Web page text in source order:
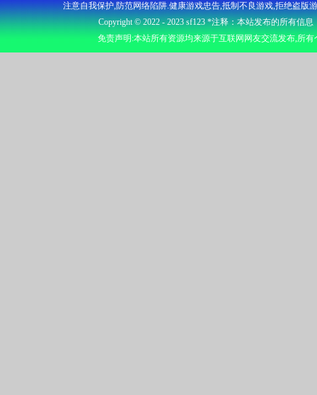
注意自我保护,防范网络陷阱.健康游戏忠告,抵制不良游戏,拒绝盗版
Copyright © 2022 - 2023sf123*注释：本站发布的所有信息
免责声明:本站所有资源均来源于互联网网友交流发布,所